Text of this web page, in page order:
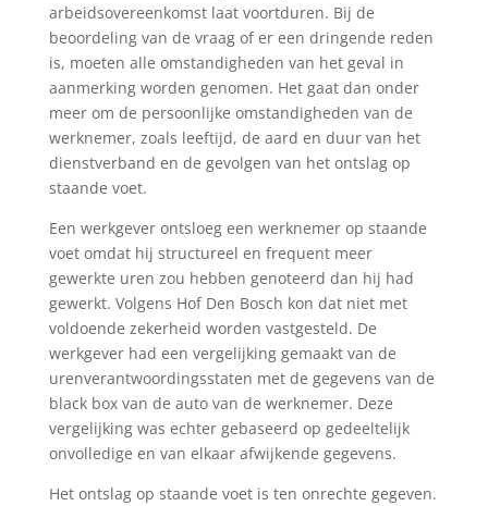
arbeidsovereenkomst laat voortduren. Bij de
beoordeling van de vraag of er een dringende reden
is, moeten alle omstandigheden van het geval in
aanmerking worden genomen. Het gaat dan onder
meer om de persoonlijke omstandigheden van de
werknemer, zoals leeftijd, de aard en duur van het
dienstverband en de gevolgen van het ontslag op
staande voet.
Een werkgever ontsloeg een werknemer op staande
voet omdat hij structureel en frequent meer
gewerkte uren zou hebben genoteerd dan hij had
gewerkt. Volgens Hof Den Bosch kon dat niet met
voldoende zekerheid worden vastgesteld. De
werkgever had een vergelijking gemaakt van de
urenverantwoordingsstaten met de gegevens van de
black box van de auto van de werknemer. Deze
vergelijking was echter gebaseerd op gedeeltelijk
onvolledige en van elkaar afwijkende gegevens.
Het ontslag op staande voet is ten onrechte gegeven.